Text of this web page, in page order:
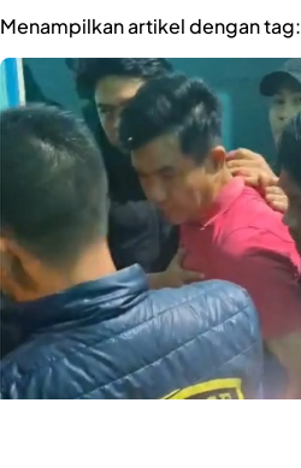
Menampilkan artikel dengan tag: